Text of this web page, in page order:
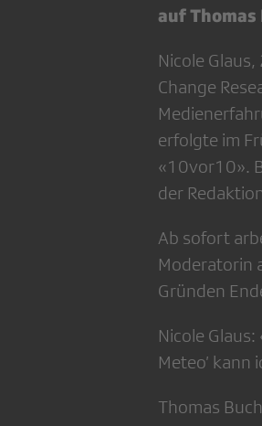
auf Thomas
Nicole
Change
erfolgte im
«10vor10».
der
Ab sofort
Moderatorin
Gründen
Nicole
Meteo’
Thomas